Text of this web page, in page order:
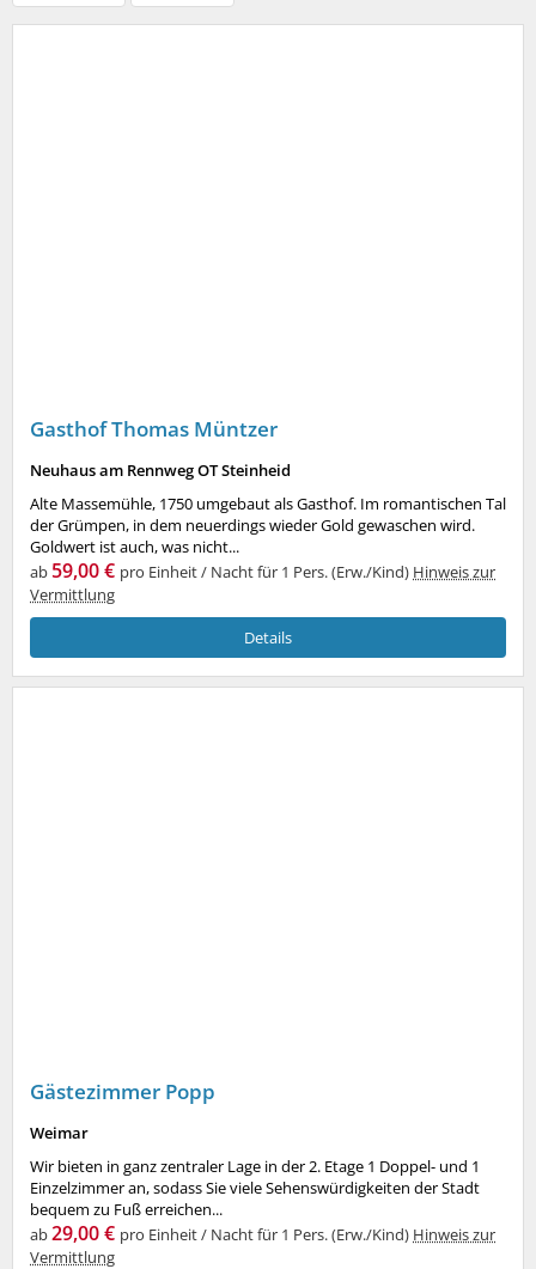
Gasthof Thomas Müntzer
Neuhaus am Rennweg OT Steinheid
Alte Massemühle, 1750 umgebaut als Gasthof. Im romantischen Tal
der Grümpen, in dem neuerdings wieder Gold gewaschen wird.
Goldwert ist auch, was nicht...
ab59,00 € pro Einheit / Nacht für 1 Pers. (Erw./Kind) Hinweis zur
Vermittlung
Details
Gästezimmer Popp
Weimar
Wir bieten in ganz zentraler Lage in der 2. Etage 1 Doppel- und 1
Einzelzimmer an, sodass Sie viele Sehenswürdigkeiten der Stadt
bequem zu Fuß erreichen...
ab29,00 € pro Einheit / Nacht für 1 Pers. (Erw./Kind) Hinweis zur
Vermittlung